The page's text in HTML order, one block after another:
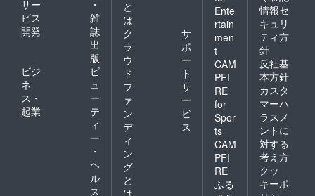
サー
ビス
開発
・
雑
誌
出
版
ビジ
ネ
ス・
起業
ビ
ュ
ー
テ
ィ
ー
・
ヘ
ル
ス
と
は
ク
ラ
ウ
ド
フ
ァ
ン
デ
ィ
ン
グ
と
は
サ
ポ
ー
ト
サ
ー
ビ
ス
Ente
rtain
men
t
CAM
PFI
RE
for
Spor
ts
CAM
PFI
RE
ふる
情報セ
キュリ
ティ方
針
反社基
本方針
カスタ
マーハ
ラスメ
ントに
対する
考え方
クッ
キーポ